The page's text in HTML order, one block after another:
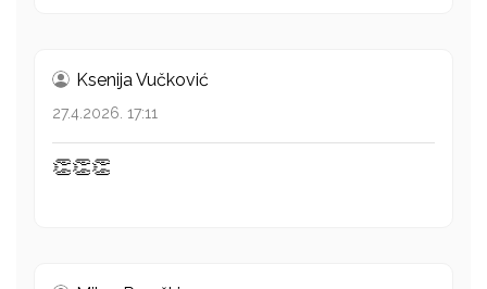
Ksenija Vučković
27.4.2026. 17:11
👏👏👏